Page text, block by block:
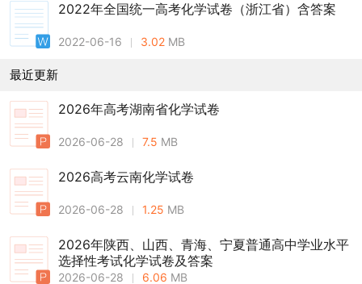
2022年全国统一高考化学试卷（浙江省）含答案
2022-06-16 3.02 MB
最近更新
2026年高考湖南省化学试卷
2026-06-28 7.5 MB
2026高考云南化学试卷
2026-06-28 1.25 MB
2026年陕西、山西、青海、宁夏普通高中学业水平
选择性考试化学试卷及答案
2026-06-28 6.06 MB